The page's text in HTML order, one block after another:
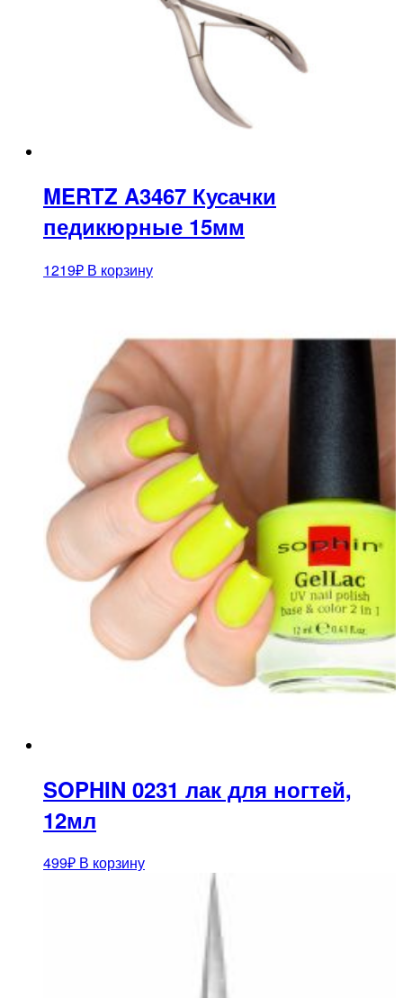
MERTZ A3467 Кусачки
педикюрные 15мм
1219₽ В корзину
SOPHIN 0231 лак для ногтей,
12мл
499₽ В корзину